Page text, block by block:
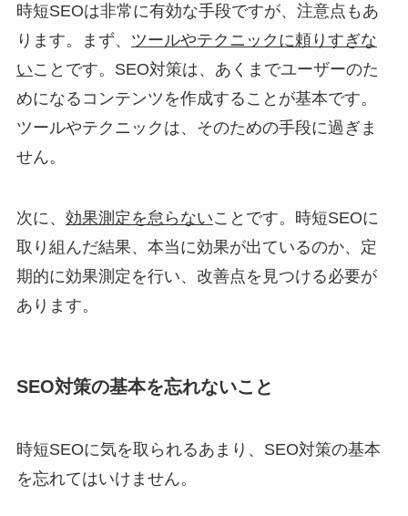
時短SEOは非常に有効な手段ですが、注意点もあ
ります。まず、 ツールやテクニックに頼りすぎな
いことです。SEO対策は、あくまでユーザーのた
めになるコンテンツを作成することが基本です。
ツールやテクニックは、そのための手段に過ぎま
せん。
次に、 効果測定を怠らないことです。時短SEOに
取り組んだ結果、本当に効果が出ているのか、定
期的に効果測定を行い、改善点を見つける必要が
あります。
SEO対策の基本を忘れないこと
時短SEOに気を取られるあまり、SEO対策の基本
を忘れてはいけません。